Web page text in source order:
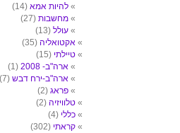
להיות אמא (14)
מחשבות (27)
עולל (13)
אקטואליה (35)
טיילתי (15)
ארה"ב- 2008
(1)
ארה"ב-ירח דבש (7)
פראג (2)
טלוויזיה (2)
כללי (4)
קראתי (302)